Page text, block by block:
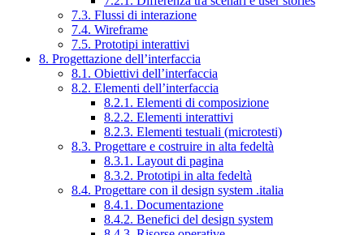
7.3. Flussi di interazione
7.4. Wireframe
7.5. Prototipi interattivi
8. Progettazione dell’interfaccia
8.1. Obiettivi dell’interfaccia
8.2. Elementi dell’interfaccia
8.2.1. Elementi di composizione
8.2.2. Elementi interattivi
8.2.3. Elementi testuali (microtesti)
8.3. Progettare e costruire in alta fedeltà
8.3.1. Layout di pagina
8.3.2. Prototipi in alta fedeltà
8.4. Progettare con il design system .italia
8.4.1. Documentazione
8.4.2. Benefici del design system